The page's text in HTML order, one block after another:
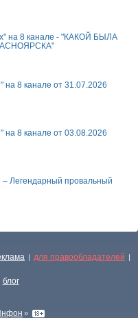
на 8 канале - "КАКОЙ БЫЛА
на 8 канале от 31.07.2026
на 8 канале от 03.08.2026
Легендарный провальный
| для правообладателей |
блог
»